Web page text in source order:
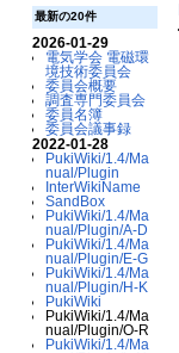
最新の20件
2026-01-29
電気学会 電磁環
境技術委員会
委員会概要
調査専門委員会
委員名簿
委員会議事録
2022-01-28
PukiWiki/1.4/Ma
nual/Plugin
InterWikiName
SandBox
PukiWiki/1.4/Ma
nual/Plugin/A-D
PukiWiki/1.4/Ma
nual/Plugin/E-G
PukiWiki/1.4/Ma
nual/Plugin/H-K
PukiWiki
PukiWiki/1.4/Ma
nual/Plugin/O-R
PukiWiki/1.4/Ma